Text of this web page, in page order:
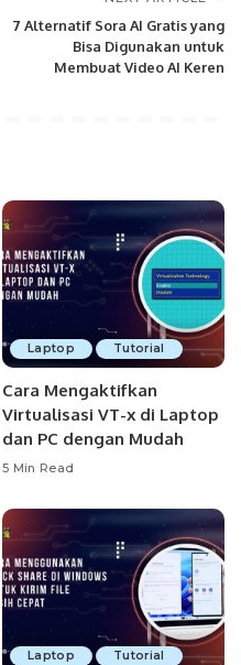
7 Alternatif Sora AI Gratis yang
Bisa Digunakan untuk
Membuat Video AI Keren
Laptop Tutorial
Cara Mengaktifkan
Virtualisasi VT-x di Laptop
dan PC dengan Mudah
5 Min Read
Laptop Tutorial